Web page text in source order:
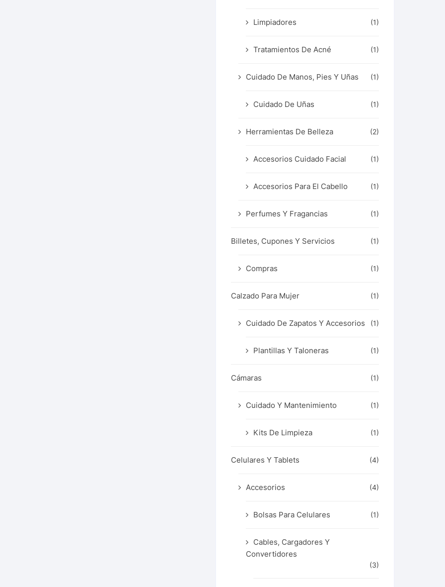
Limpiadores (1)
Tratamientos De Acné (1)
Cuidado De Manos, Pies Y Uñas (1)
Cuidado De Uñas (1)
Herramientas De Belleza (2)
Accesorios Cuidado Facial (1)
Accesorios Para El Cabello (1)
Perfumes Y Fragancias (1)
Billetes, Cupones Y Servicios (1)
Compras (1)
Calzado Para Mujer (1)
Cuidado De Zapatos Y Accesorios (1)
Plantillas Y Taloneras (1)
Cámaras (1)
Cuidado Y Mantenimiento (1)
Kits De Limpieza (1)
Celulares Y Tablets (4)
Accesorios (4)
Bolsas Para Celulares (1)
Cables, Cargadores Y
Convertidores
(3)